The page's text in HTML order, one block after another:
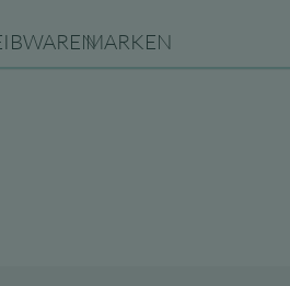
MARKEN